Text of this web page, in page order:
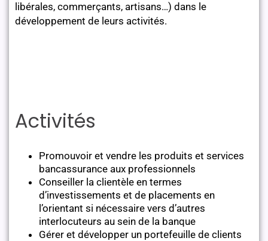
libérales, commerçants, artisans…) dans le
développement de leurs activités.
Activités
Promouvoir et vendre les produits et services
bancassurance aux professionnels
Conseiller la clientèle en termes
d’investissements et de placements en
l’orientant si nécessaire vers d’autres
interlocuteurs au sein de la banque
Gérer et développer un portefeuille de clients